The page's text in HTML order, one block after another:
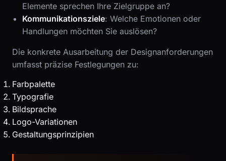
Elemente sprechen Ihre Zielgruppe an?
Kommunikationsziele: Welche Emotionen oder
Handlungen möchten Sie auslösen?
Die konkrete Ausarbeitung der Designanforderungen
umfasst präzise Festlegungen zu:
Farbpalette
Typografie
Bildsprache
Logo-Variationen
Gestaltungsprinzipien